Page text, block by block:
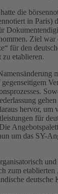
die
in Paris)
Ziel
für den
etablieren.
hervor, um
für
um das SY-
zum etablierten